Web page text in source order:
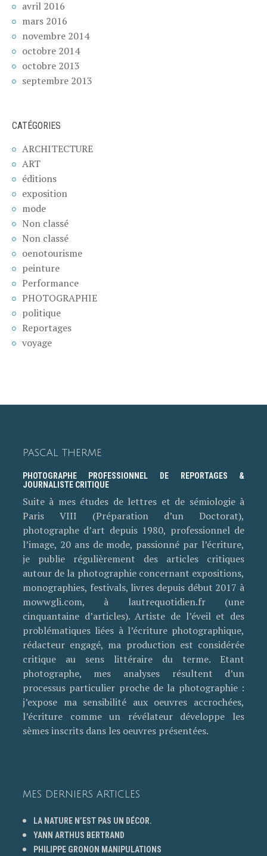
avril 2016
mars 2016
novembre 2014
octobre 2014
octobre 2013
septembre 2013
CATÉGORIES
ARCHITECTURE
ART
éditions
exposition
mode
Non classé
Non classé
oenotourisme
peinture
Performance
PHOTOGRAPHIE
politique
Reportages
voyage
PASCAL THERME
PHOTOGRAPHE PROFESSIONNEL DE REPORTAGES &
JOURNALISTE CRITIQUE
Suite à mes études de lettres et de sémiologie à
Paris VIII (Préparation d’un Doctorat),
photographe d’art depuis 1980, professionnel de
l’image, 20 ans de mode, passionné par l’écriture,
je publie régulièrement des articles critiques
autour de la photographie concernant expositions,
monographies, festivals, livres depuis début 2017 à
mowwgli.com, à lautrequotidien.fr (une
cinquantaine d’articles). Artiste de l’éveil et des
problématiques liées à l’écriture photographique,
rédacteur engagé, ma production est considérée
critique au sens littéraire du terme. Etant
photographe, mes analyses résultent d’un
processus particulier proche de la photographie :
j’expose ma sensibilité aux oeuvres accrochées,
l’écriture comme un révélateur développe les
sèmes inscrits dans les oeuvres présentées.
MES DERNIERS ARTICLES
LA NATURE N’EST PAS UN DÉCOR.
YANN ARTHUS BERTRAND
PHILIPPE GRONON MANIPULATIONS